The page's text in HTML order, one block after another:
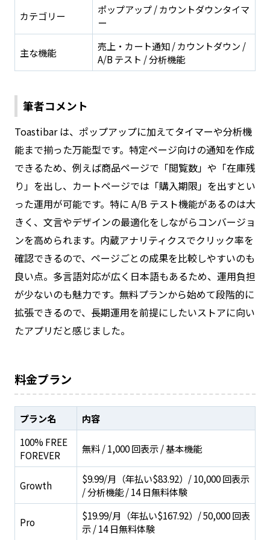
カテゴリー
ポップアップ / カウントダウンタイマ
ー
主な機能
売上・カート通知 / カウントダウン /
A/B テスト / 分析機能
筆者コメント
Toastibar は、ポップアップに加えてタイマーや分析機
能まで揃った万能型です。特定ページ向けの通知を作成
できるため、例えば商品ページで「閲覧数」や「在庫残
り」を出し、カートページでは「購入期限」を出すとい
った運用が可能です。特に A/B テスト機能があるのは大
きく、文言やデザインの最適化をしながらコンバージョ
ンを高められます。内蔵アナリティクスでクリック率を
確認できるので、ページごとの成果を比較しやすいのも
良い点。多言語対応が広く日本語もあるため、運用負担
が少ないのも魅力です。無料プランから始めて段階的に
拡張できるので、長期運用を前提にしたいストアに向い
たアプリだと感じました。
料金プラン
プラン名
内容
100% FREE
FOREVER
無料 / 1,000 回表示 / 基本機能
Growth
$9.99/月（年払い$83.92）/ 10,000 回表示
/ 分析機能 / 14 日無料体験
Pro
$19.99/月（年払い$167.92）/ 50,000 回表
示 / 14 日無料体験